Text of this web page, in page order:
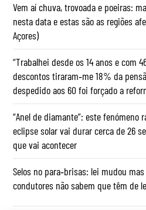
Vem aí chuva, trovoada e poeiras:
nesta data e estas são as regiões
Açores)
“Trabalhei desde os 14 anos e com
descontos tiraram‑me 18% da
despedido aos 60 foi forçado a
“Anel de diamante”: este fenómeno
eclipse solar vai durar cerca de 26
que vai acontecer
Selos no para‑brisas: lei mudou
condutores não sabem que têm de